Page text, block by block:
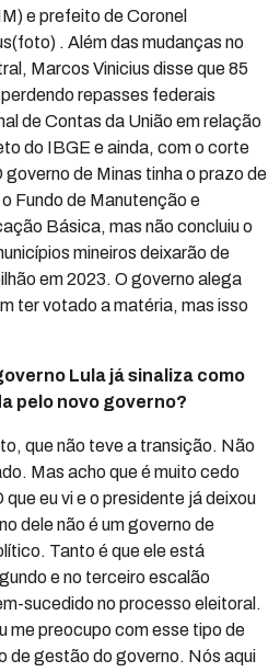
e prefeito de Coronel
. Além das mudanças no
Marcos Vinicius disse que 85
repasses federais
de Contas da União em relação
do IBGE e ainda, com o corte
de Minas tinha o prazo de
Fundo de Manutenção e
Básica, mas não concluiu o
mineiros deixarão de
em 2023. O governo alega
ter votado a matéria, mas isso
Lula já sinaliza como
pelo novo governo?
que não teve a transição. Não
Mas acho que é muito cedo
que eu vi e o presidente já deixou
dele não é um governo de
Tanto é que ele está
e no terceiro escalão
sucedido no processo eleitoral.
me preocupo com esse tipo de
de gestão do governo. Nós aqui